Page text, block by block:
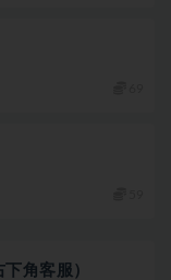
角客服）